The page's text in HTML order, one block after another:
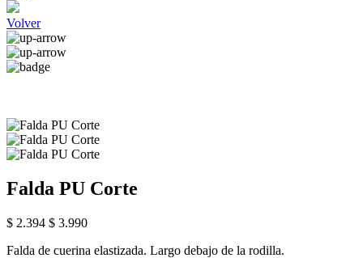
Volver
Falda PU Corte
$ 2.394 $ 3.990
Falda de cuerina elastizada. Largo debajo de la rodilla.